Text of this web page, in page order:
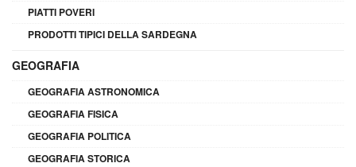
PIATTI POVERI
PRODOTTI TIPICI DELLA SARDEGNA
GEOGRAFIA
GEOGRAFIA ASTRONOMICA
GEOGRAFIA FISICA
GEOGRAFIA POLITICA
GEOGRAFIA STORICA